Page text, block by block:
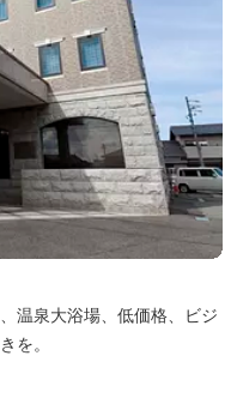
温泉大浴場、低価格、ビジ
を。